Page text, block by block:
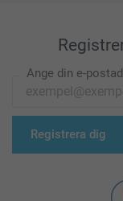
Ange din e-
Registrera dig